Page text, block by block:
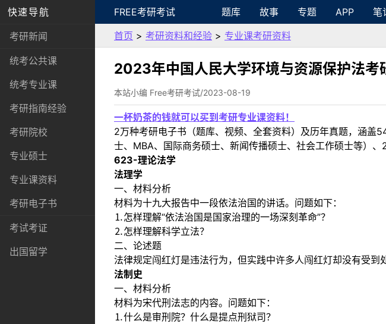
快速导航
考研新闻
统考公共课
统考专业课
考研指南经验
考研院校
专业硕士
专业课资料
考研电子书
考试考证
出国留学
FREE考研考试 题库 故事 专题 APP 笔
首页 > 考研资料和经验 > 专业课考研资料
2023年中国人民大学环境与资源保护法考
本站小编 Free考研考试/2023-08-19
一杯奶茶的钱就可以买到考研专业课资料！
2万种考研电子书（题库、视频、全套资料）及历年真题，涵盖
士、MBA、国际商务硕士、新闻传播硕士、社会工作硕士等）、
623-理论法学
法理学
一、材料分析
材料为十九大报告中一段依法治国的讲话。问题如下：
⒈怎样理解“依法治国是国家治理的一场深刻革命”？
⒉怎样理解科学立法？
二、论述题
法律规定闯红灯是违法行为，但实践中许多人闯红灯却没有受到
法制史
一、材料分析
材料为宋代刑法志的内容。问题如下：
⒈什么是审刑院？什么是提点刑狱司？